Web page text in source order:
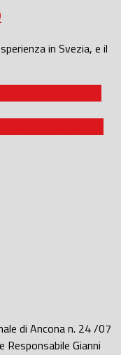
in Svezia, e il
di Ancona n. 24 /07
Responsabile Gianni